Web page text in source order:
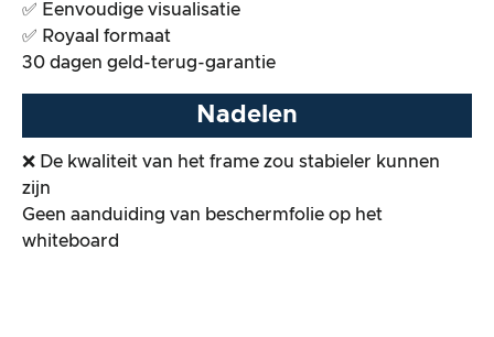
✅ Eenvoudige visualisatie
✅ Royaal formaat
30 dagen geld-terug-garantie
Nadelen
❌ De kwaliteit van het frame zou stabieler kunnen
zijn
Geen aanduiding van beschermfolie op het
whiteboard